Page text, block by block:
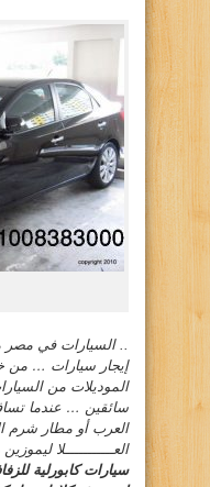
.. السيارات في مصر من
إيجار سيارات … من
الموديلات من
سائقين … عندما
العرب أو مطار شرم
العـــــــــــلا ليموزين مصر
سيارات كابورلية